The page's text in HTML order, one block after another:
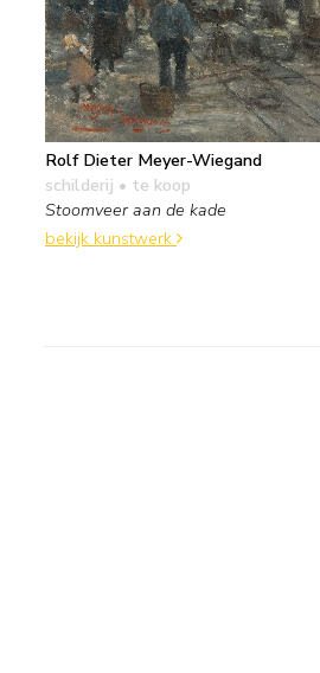
Rolf Dieter Meyer-Wiegand
schilderij • te koop
Stoomveer aan de kade
bekijk kunstwerk